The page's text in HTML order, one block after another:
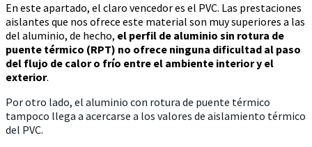
En este apartado, el claro vencedor es el PVC. Las prestaciones
aislantes que nos ofrece este material son muy superiores a las
del aluminio, de hecho, el perfil de aluminio sin rotura de
puente térmico (RPT) no ofrece ninguna dificultad al paso
del flujo de calor o frío entre el ambiente interior y el
exterior.
Por otro lado, el aluminio con rotura de puente térmico
tampoco llega a acercarse a los valores de aislamiento térmico
del PVC.